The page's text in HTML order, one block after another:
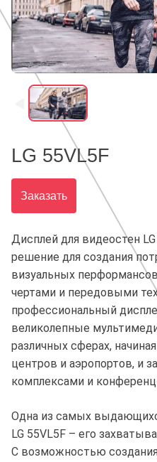
LG 55VL5F
Заказать
Дисплей для видеостен
решение для создания
визуальных
чертами и передовыми
профессиональный
великолепные
различных сферах,
центров и аэропортов, и
комплексами и
Одна из самых
LG 55VL5F – его
С возможностью